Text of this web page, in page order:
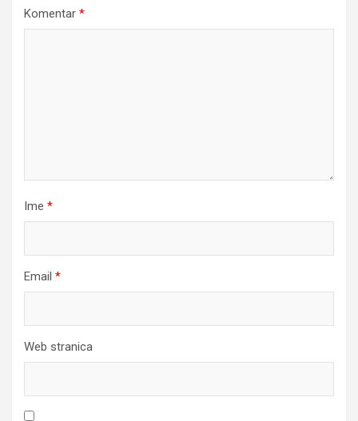
Komentar *
Ime *
Email *
Web stranica